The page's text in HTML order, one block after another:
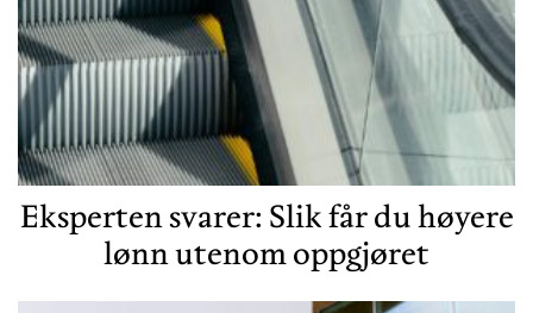
Eksperten svarer: Slik får du høyere
lønn utenom oppgjøret